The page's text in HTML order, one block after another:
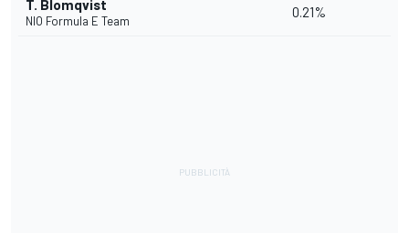
T. Blomqvist
NIO Formula E Team
0.21%